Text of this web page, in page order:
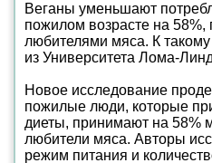
Веганы уменьшают
пожилом возрасте на 58%,
любителями мяса. К
из Университета Лома-
Новое исследование
пожилые люди, которые
диеты, принимают на 58%
любители мяса. Авторы
режим питания и